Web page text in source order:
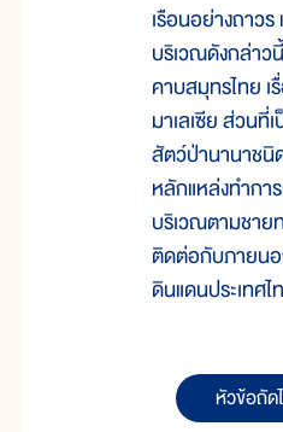
เรือนอย่างถาว
บริเวณดังกล่าว
คาบสมุทรไทย เ
มาเลเซีย ส่วนที่
สัตว์ป่านานาช
หลักแหล่งทำกา
บริเวณตามชาย
ติดต่อกับภายนอ
ดินแดนประเทศไ
หัวข้อถัด